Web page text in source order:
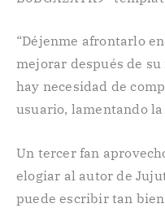
“Déjenme afrontarlo
mejorar después de
hay necesidad de
usuario, lamentando
Un tercer fan
elogiar al autor de
puede escribir tan